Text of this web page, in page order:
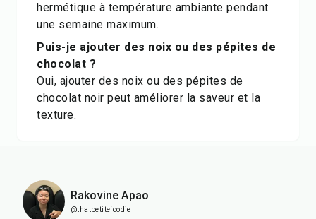
hermétique à température ambiante pendant
une semaine maximum.
Puis-je ajouter des noix ou des pépites de
chocolat ?
Oui, ajouter des noix ou des pépites de
chocolat noir peut améliorer la saveur et la
texture.
Rakovine Apao
@thatpetitefoodie